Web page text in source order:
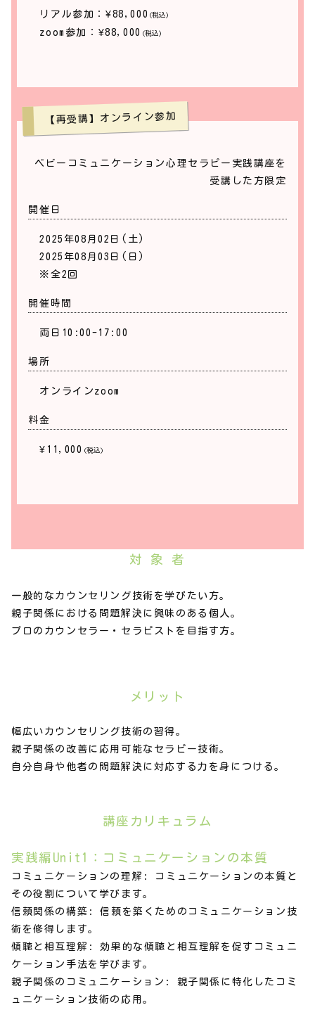
んの少しだけ視点を変えるだけで、その未来は大きく
変わっていき、過去に感じた重い感情も軽くなりま
カウンセラーに相談するのは、もしかしたらどうにも
ならなくなった時の手段とお考えの方も多いと思いま
すが、なぜ悩んでいるのかさえ、何がモヤモヤに繋が
毎日靄が晴れずに過ごし続けている。そんなマイナス
１レベルの些細な出事も、マイナス100レベルのどう
っていることが多いので、根底にあるいくつかの感情
きることが多いです。
ですから今後はもしよろしければ、レベルの小さなう
ちにこそご相談頂き、プラス10….50…100…へと本来
るチャンスとして頂きたいのです。
胎内記憶（胎内感覚）という自分のいのちが始まった
時の万能感ある感覚を持ち続けているからこそできる
にお試し下されば嬉しいです。
リアル参加：¥88,000 (税込)
zoom参加：¥88,000 (税込)
【再受講】オンライン参加
ベビーコミュニケーション心理セラピー実践講座を
受講した方限定
開催日
2025年08月02日(土)
2025年08月03日(日)
※全2回
開催時間
両日10:00-17:00
場所
オンラインzoom
料金
¥11,000 (税込)
対 象 者
一般的なカウンセリング技術を学びたい方。
親子関係における問題解決に興味のある個人。
プロのカウンセラー・セラピストを目指す方。
メリット
幅広いカウンセリング技術の習得。
親子関係の改善に応用可能なセラピー技術。
自分自身や他者の問題解決に対応する力を身につける。
講座カリキュラム
実践編Unit1：コミュニケーションの本質
コミュニケーションの理解: コミュニケーションの本質と
その役割について学びます。
信頼関係の構築: 信頼を築くためのコミュニケーション技
術を修得します。
傾聴と相互理解: 効果的な傾聴と相互理解を促すコミュニ
ケーション手法を学びます。
親子関係のコミュニケーション: 親子関係に特化したコミ
ュニケーション技術の応用。